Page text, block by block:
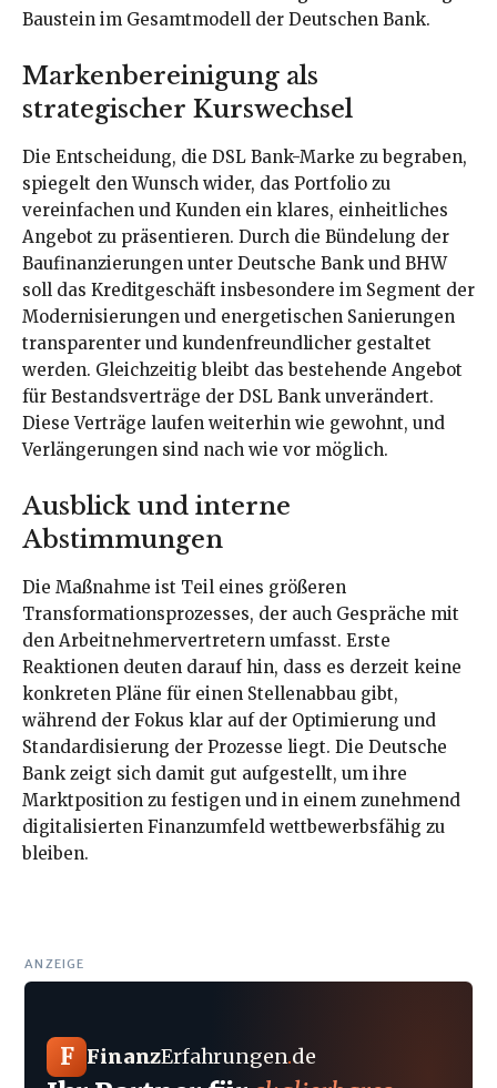
Baustein im Gesamtmodell der Deutschen Bank.
Markenbereinigung als
strategischer Kurswechsel
Die Entscheidung, die DSL Bank-Marke zu begraben,
spiegelt den Wunsch wider, das Portfolio zu
vereinfachen und Kunden ein klares, einheitliches
Angebot zu präsentieren. Durch die Bündelung der
Baufinanzierungen unter Deutsche Bank und BHW
soll das Kreditgeschäft insbesondere im Segment der
Modernisierungen und energetischen Sanierungen
transparenter und kundenfreundlicher gestaltet
werden. Gleichzeitig bleibt das bestehende Angebot
für Bestandsverträge der DSL Bank unverändert.
Diese Verträge laufen weiterhin wie gewohnt, und
Verlängerungen sind nach wie vor möglich.
Ausblick und interne
Abstimmungen
Die Maßnahme ist Teil eines größeren
Transformationsprozesses, der auch Gespräche mit
den Arbeitnehmervertretern umfasst. Erste
Reaktionen deuten darauf hin, dass es derzeit keine
konkreten Pläne für einen Stellenabbau gibt,
während der Fokus klar auf der Optimierung und
Standardisierung der Prozesse liegt. Die Deutsche
Bank zeigt sich damit gut aufgestellt, um ihre
Marktposition zu festigen und in einem zunehmend
digitalisierten Finanzumfeld wettbewerbsfähig zu
bleiben.
ANZEIGE
F FinanzErfahrungen.de